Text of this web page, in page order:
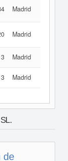
Madrid
Madrid
Madrid
Madrid
de